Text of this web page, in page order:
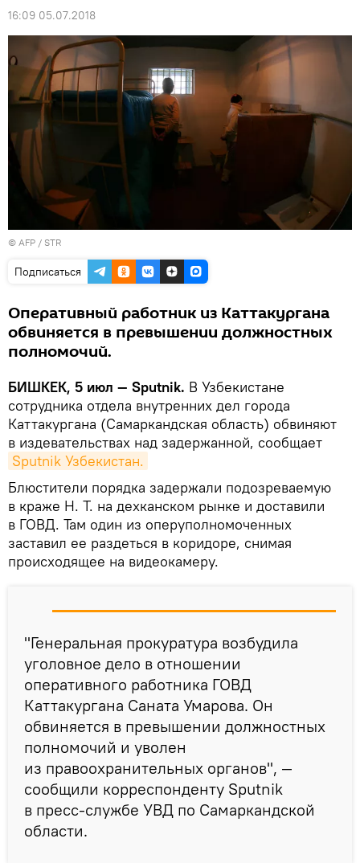
16:09 05.07.2018
© AFP / STR
Подписаться
Оперативный работник из Каттакургана
обвиняется в превышении должностных
полномочий.
БИШКЕК, 5 июл — Sputnik. В Узбекистане
сотрудника отдела внутренних дел города
Каттакургана (Самаркандская область) обвиняют
в издевательствах над задержанной, сообщает
Sputnik Узбекистан.
Блюстители порядка задержали подозреваемую
в краже Н. Т. на дехканском рынке и доставили
в ГОВД. Там один из оперуполномоченных
заставил ее раздеться в коридоре, снимая
происходящее на видеокамеру.
"Генеральная прокуратура возбудила
уголовное дело в отношении
оперативного работника ГОВД
Каттакургана Саната Умарова. Он
обвиняется в превышении должностных
полномочий и уволен
из правоохранительных органов", —
сообщили корреспонденту Sputnik
в пресс-службе УВД по Самаркандской
области.